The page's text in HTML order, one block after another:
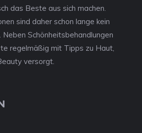
das Beste aus sich machen.
sind daher schon lange kein
Schönheitsbehandlungen
regelmäßig mit Tipps zu Haut,
versorgt.